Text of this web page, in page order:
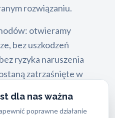
dla nas ważna
poprawne działanie
rozwiązaniu.
otwieramy
bez uszkodzeń
ryzyka naruszenia
zatrzaśnięte w